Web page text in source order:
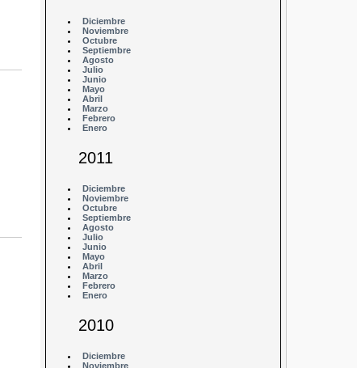
Diciembre
Noviembre
Octubre
Septiembre
Agosto
Julio
Junio
Mayo
Abril
Marzo
Febrero
Enero
2011
Diciembre
Noviembre
Octubre
Septiembre
Agosto
Julio
Junio
Mayo
Abril
Marzo
Febrero
Enero
2010
Diciembre
Noviembre